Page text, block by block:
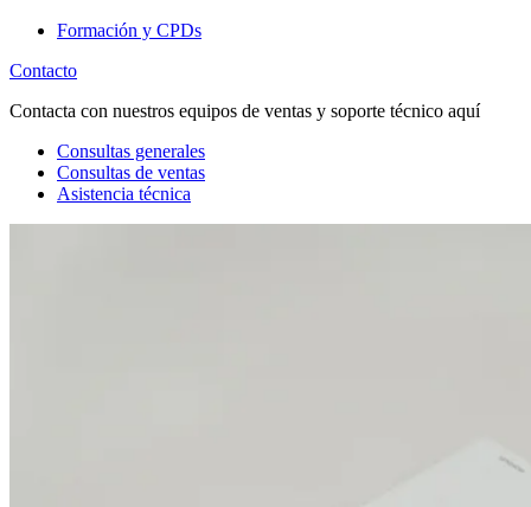
Formación y CPDs
Contacto
Contacta con nuestros equipos de ventas y soporte técnico aquí
Consultas generales
Consultas de ventas
Asistencia técnica